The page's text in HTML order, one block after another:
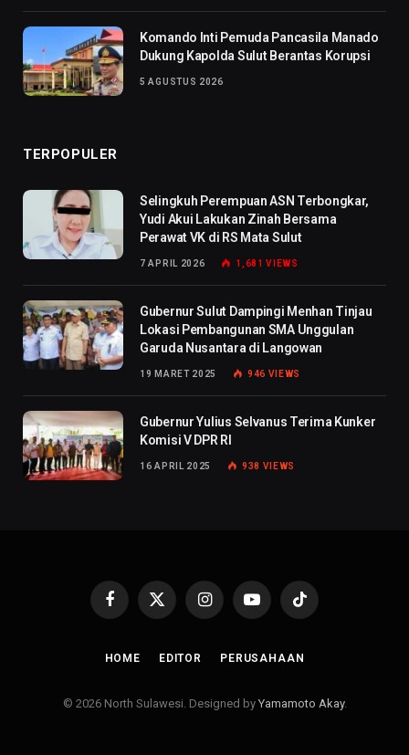
Komando Inti Pemuda Pancasila Manado
Dukung Kapolda Sulut Berantas Korupsi
5 AGUSTUS 2026
TERPOPULER
Selingkuh Perempuan ASN Terbongkar,
Yudi Akui Lakukan Zinah Bersama
Perawat VK di RS Mata Sulut
7 APRIL 2026 1,681VIEWS
Gubernur Sulut Dampingi Menhan Tinjau
Lokasi Pembangunan SMA Unggulan
Garuda Nusantara di Langowan
19 MARET 2025 946 VIEWS
Gubernur Yulius Selvanus Terima Kunker
Komisi V DPR RI
16 APRIL 2025 938 VIEWS
Facebook
X
InstagramYouTubeTikTok
HOME EDITOR PERUSAHAAN
© 2026 North Sulawesi. Designed by Yamamoto Akay.